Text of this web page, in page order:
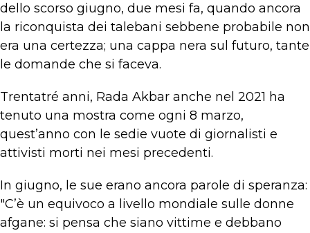
dello scorso giugno, due mesi fa, quando ancora
la riconquista dei talebani sebbene probabile non
era una certezza; una cappa nera sul futuro, tante
le domande che si faceva.
Trentatré anni, Rada Akbar anche nel 2021 ha
tenuto una mostra come ogni 8 marzo,
quest’anno con le sedie vuote di giornalisti e
attivisti morti nei mesi precedenti.
In giugno, le sue erano ancora parole di speranza:
"C’è un equivoco a livello mondiale sulle donne
afgane: si pensa che siano vittime e debbano